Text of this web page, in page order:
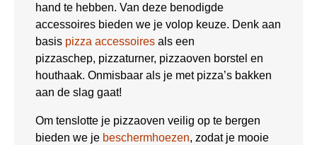
hand te hebben. Van deze benodigde
accessoires bieden we je volop keuze. Denk aan
basis pizza accessoires als een
pizzaschep, pizzaturner, pizzaoven borstel en
houthaak. Onmisbaar als je met pizza’s bakken
aan de slag gaat!
Om tenslotte je pizzaoven veilig op te bergen
bieden we je beschermhoezen, zodat je mooie